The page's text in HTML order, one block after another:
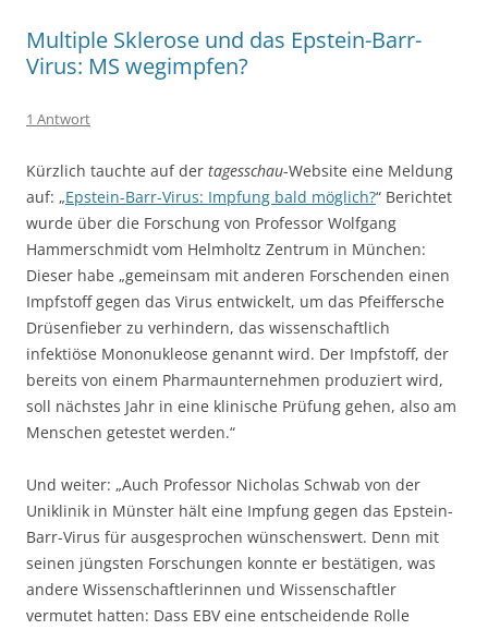
Multiple Sklerose und das Epstein-Barr-
Virus: MS wegimpfen?
1 Antwort
Kürzlich tauchte auf der tagesschau-Website eine Meldung
auf: „Epstein-Barr-Virus: Impfung bald möglich?“ Berichtet
wurde über die Forschung von Professor Wolfgang
Hammerschmidt vom Helmholtz Zentrum in München:
Dieser habe „gemeinsam mit anderen Forschenden einen
Impfstoff gegen das Virus entwickelt, um das Pfeiffersche
Drüsenfieber zu verhindern, das wissenschaftlich
infektiöse Mononukleose genannt wird. Der Impfstoff, der
bereits von einem Pharmaunternehmen produziert wird,
soll nächstes Jahr in eine klinische Prüfung gehen, also am
Menschen getestet werden.“
Und weiter: „Auch Professor Nicholas Schwab von der
Uniklinik in Münster hält eine Impfung gegen das Epstein-
Barr-Virus für ausgesprochen wünschenswert. Denn mit
seinen jüngsten Forschungen konnte er bestätigen, was
andere Wissenschaftlerinnen und Wissenschaftler
vermutet hatten: Dass EBV eine entscheidende Rolle